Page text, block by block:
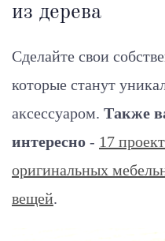
из дерева
Сделайте свои
которые станут
аксессуаром. Также
интересно - 17
оригинальных
вещей.